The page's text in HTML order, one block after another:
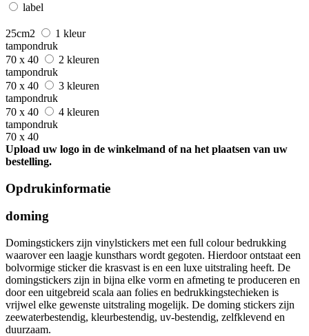
label
25cm2
1 kleur
tampondruk
70 x 40
2 kleuren
tampondruk
70 x 40
3 kleuren
tampondruk
70 x 40
4 kleuren
tampondruk
70 x 40
Upload uw logo in de winkelmand of na het plaatsen van uw
bestelling.
Opdrukinformatie
doming
Domingstickers zijn vinylstickers met een full colour bedrukking
waarover een laagje kunsthars wordt gegoten. Hierdoor ontstaat een
bolvormige sticker die krasvast is en een luxe uitstraling heeft. De
domingstickers zijn in bijna elke vorm en afmeting te produceren en
door een uitgebreid scala aan folies en bedrukkingstechieken is
vrijwel elke gewenste uitstraling mogelijk. De doming stickers zijn
zeewaterbestendig, kleurbestendig, uv-bestendig, zelfklevend en
duurzaam.